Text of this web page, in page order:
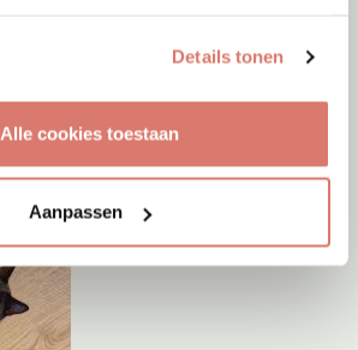
Details tonen
Alle cookies toestaan
Aanpassen